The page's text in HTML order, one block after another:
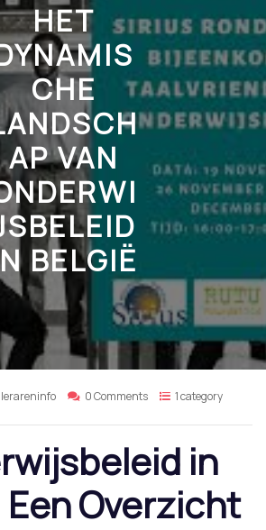
HET
CHE
AP VAN
BELGIË
lerareninfo 0 Comments 1 category
in
Overzicht